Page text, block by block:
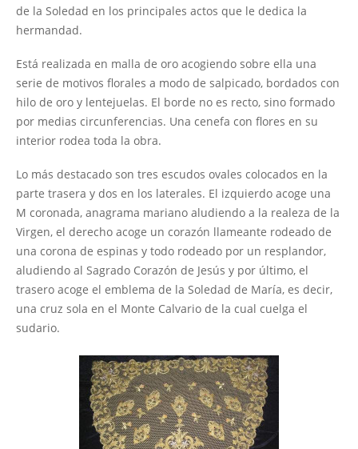
de la Soledad en los principales actos que le dedica la
hermandad.
Está realizada en malla de oro acogiendo sobre ella una
serie de motivos florales a modo de salpicado, bordados con
hilo de oro y lentejuelas. El borde no es recto, sino formado
por medias circunferencias. Una cenefa con flores en su
interior rodea toda la obra.
Lo más destacado son tres escudos ovales colocados en la
parte trasera y dos en los laterales. El izquierdo acoge una
M coronada, anagrama mariano aludiendo a la realeza de la
Virgen, el derecho acoge un corazón llameante rodeado de
una corona de espinas y todo rodeado por un resplandor,
aludiendo al Sagrado Corazón de Jesús y por último, el
trasero acoge el emblema de la Soledad de María, es decir,
una cruz sola en el Monte Calvario de la cual cuelga el
sudario.